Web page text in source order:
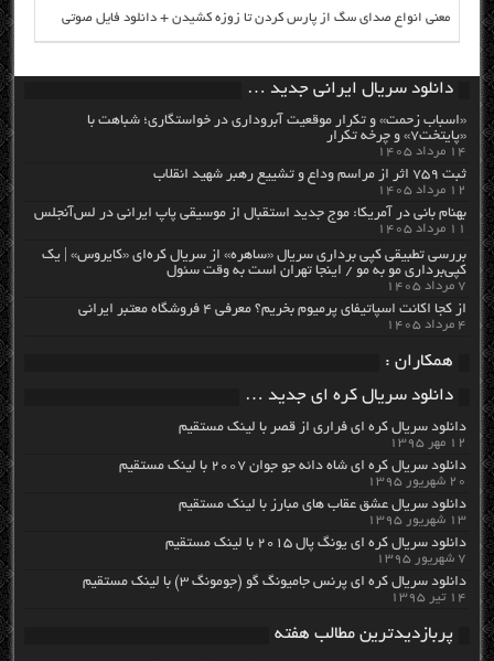
معنی انواع صدای سگ از پارس کردن تا زوزه کشیدن + دانلود فایل صوتی
دانلود سریال ایرانی جدید …
«اسباب زحمت» و تکرار موقعیت آبروداری در خواستگاری؛ شباهت با
«پایتخت۷» و چرخه تکرار
۱۴ مرداد ۱۴۰۵
ثبت ۷۵۹ اثر از مراسم وداع و تشییع رهبر شهید انقلاب
۱۲ مرداد ۱۴۰۵
بهنام بانی در آمریکا: موج جدید استقبال از موسیقی پاپ ایرانی در لس‌آنجلس
۱۱ مرداد ۱۴۰۵
بررسی تطبیقی کپی برداری سریال «ساهره» از سریال کره‌ای «کایروس» | یک
کپی‌برداری مو به مو / اینجا تهران است به وقت سئول
۷ مرداد ۱۴۰۵
از کجا اکانت اسپاتیفای پرمیوم بخریم؟ معرفی ۴ فروشگاه معتبر ایرانی
۴ مرداد ۱۴۰۵
همکاران :
دانلود سریال کره ای جدید …
دانلود سریال کره ای فراری از قصر با لینک مستقیم
۱۲ مهر ۱۳۹۵
دانلود سریال کره ای شاه دائه جو جوان ۲۰۰۷ با لینک مستقیم
۲۰ شهریور ۱۳۹۵
دانلود سریال عشق عقاب های مبارز با لینک مستقیم
۱۳ شهریور ۱۳۹۵
دانلود سریال کره ای یونگ پال ۲۰۱۵ با لینک مستقیم
۷ شهریور ۱۳۹۵
دانلود سریال کره ای پرنس جامیونگ گو (جومونگ ۳) با لینک مستقیم
۱۴ تیر ۱۳۹۵
پربازدیدترین مطالب هفته